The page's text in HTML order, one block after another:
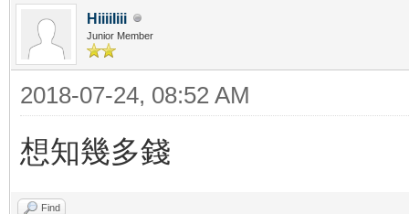
HiiiiIiii
Junior Member
2018-07-24, 08:52 AM
想知幾多錢
Find